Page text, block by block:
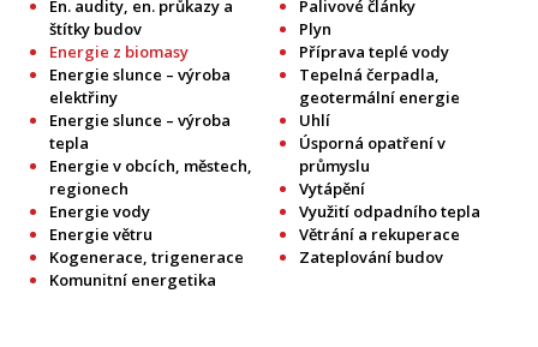
En. audity, en. průkazy a
štítky budov
Energie z biomasy
Energie slunce – výroba
elektřiny
Energie slunce – výroba
tepla
Energie v obcích, městech,
regionech
Energie vody
Energie větru
Kogenerace, trigenerace
Komunitní energetika
Palivové články
Plyn
Příprava teplé vody
Tepelná čerpadla,
geotermální energie
Uhlí
Úsporná opatření v
průmyslu
Vytápění
Využití odpadního tepla
Větrání a rekuperace
Zateplování budov